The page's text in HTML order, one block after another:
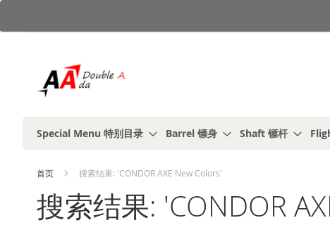
到
Special Menu 特别目录
Barrel 镖身 Shaft 镖杆
首页 搜索结果: 'CONDOR AXE New Colors'
搜索结果: 'CONDOR